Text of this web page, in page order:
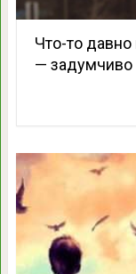
Что-то давно
— задумчиво